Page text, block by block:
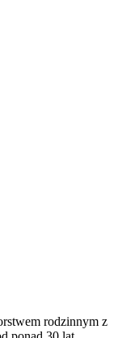
rodzinnym z